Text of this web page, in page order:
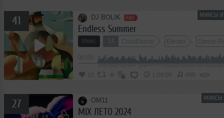
МИКСЫ И
41 DJ BOLIK
Endless Summer
Микс 14 Club/Dance Electro Dance-
1:09:00 498 </>
МИКСЫ
27 OM11
MIX ЛЕТО 2024